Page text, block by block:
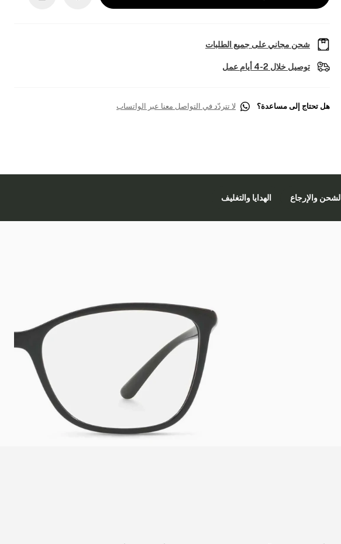
شحن مجاني على جميع الطلبات
توصيل خلال 2-4 أيام عمل
هل تحتاج إلى مساعدة؟ لا تتردّد في التواصل معنا عبر الواتساب
الشحن والإرجاع الهدايا والتغليف